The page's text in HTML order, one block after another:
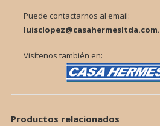
Puede contactarnos al email:
luisclopez@casahermesltda.com.
Visítenos también en:
Productos relacionados